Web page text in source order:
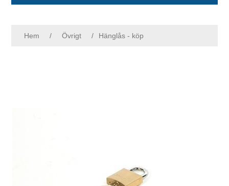
Hem / Övrigt / Hänglås - köp